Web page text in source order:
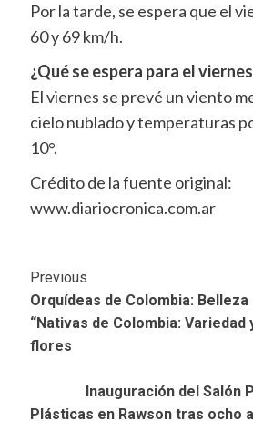
Por la tarde, se espera que el
60 y 69 km/h.
¿Qué se espera para el
El viernes se prevé un viento
cielo nublado y temperaturas
10°.
Crédito de la fuente original:
www.diariocronica.com.ar
Post
Navigation
Previous
Orquídeas de Colombia:
“Nativas de Colombia: Variedad
flores
Inauguración del Salón
Plásticas en Rawson tras ocho